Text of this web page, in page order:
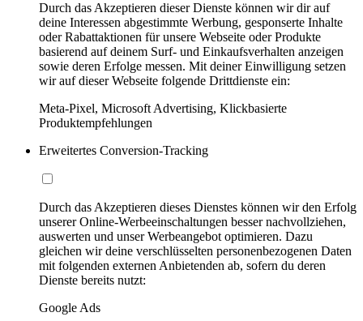
Durch das Akzeptieren dieser Dienste können wir dir auf
deine Interessen abgestimmte Werbung, gesponserte Inhalte
oder Rabattaktionen für unsere Webseite oder Produkte
basierend auf deinem Surf- und Einkaufsverhalten anzeigen
sowie deren Erfolge messen. Mit deiner Einwilligung setzen
wir auf dieser Webseite folgende Drittdienste ein:
Meta-Pixel, Microsoft Advertising, Klickbasierte
Produktempfehlungen
Erweitertes Conversion-Tracking
Durch das Akzeptieren dieses Dienstes können wir den Erfolg
unserer Online-Werbeeinschaltungen besser nachvollziehen,
auswerten und unser Werbeangebot optimieren. Dazu
gleichen wir deine verschlüsselten personenbezogenen Daten
mit folgenden externen Anbietenden ab, sofern du deren
Dienste bereits nutzt:
Google Ads